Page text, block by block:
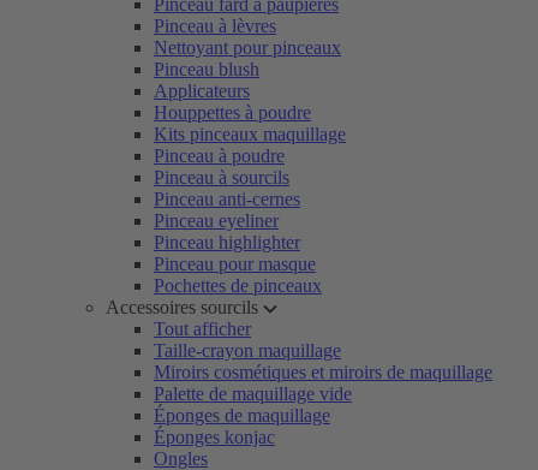
Pinceau fard à paupières
Pinceau à lèvres
Nettoyant pour pinceaux
Pinceau blush
Applicateurs
Houppettes à poudre
Kits pinceaux maquillage
Pinceau à poudre
Pinceau à sourcils
Pinceau anti-cernes
Pinceau eyeliner
Pinceau highlighter
Pinceau pour masque
Pochettes de pinceaux
Accessoires sourcils
Tout afficher
Taille-crayon maquillage
Miroirs cosmétiques et miroirs de maquillage
Palette de maquillage vide
Éponges de maquillage
Éponges konjac
Ongles